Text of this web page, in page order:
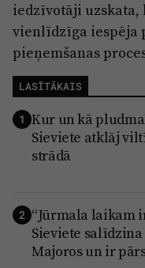
iedzīvotāji
vienlīdzīga iespēja
pieņemšanas
LASĪTĀKAIS
1 Kur un kā
Sieviete atklāj
strādā
2 “Jūrmala laikam
Sieviete salīdzina
Majoros un ir